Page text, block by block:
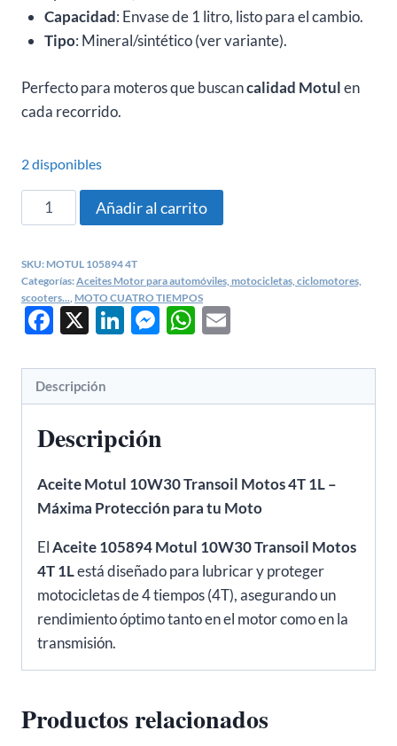
Capacidad: Envase de 1 litro, listo para el cambio.
Tipo: Mineral/sintético (ver variante).
Perfecto para moteros que buscancalidad Motulen
cada recorrido.
2 disponibles
ACEITE
MOTUL
TRANSOIL
MOTOS
4T
cantidad
Añadir al carrito
SKU: MOTUL 105894 4T
Categorías:Aceites Motor para automóviles, motocicletas, ciclomotores,
scooters... MOTO CUATRO TIEMPOS
Facebook
X LinkedIn
Messenger
WhatsApp
Descripción
Descripción
Aceite Motul 10W30 Transoil Motos 4T 1L –
Máxima Protección para tu Moto
ElAceite 105894 Motul 10W30 Transoil Motos
4T 1Lestá diseñado para lubricar y proteger
motocicletas de 4 tiempos (4T), asegurando un
rendimiento óptimo tanto en el motor como en la
transmisión.
Productos relacionados